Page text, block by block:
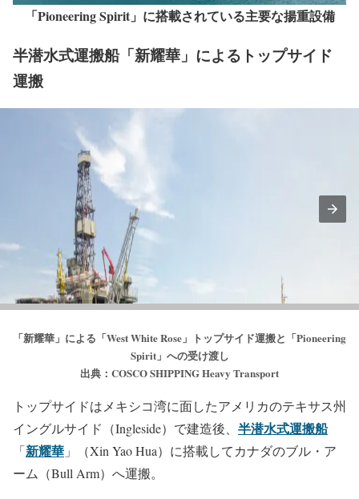
「Pioneering Spirit」に搭載されている主要な揚重設備
半潜水式運搬船「新耀華」によるトップサイド
運搬
「新耀華」による「West White Rose」トップサイド運搬と「Pioneering
Spirit」への受け渡し
出典：COSCO SHIPPING Heavy Transport
トップサイドはメキシコ湾に面したアメリカのテキサス州
イングルサイド（Ingleside）で建造後、 半潜水式運搬船
「新耀華 」（Xin Yao Hua）に搭載してカナダのブル・ア
ーム（Bull Arm）へ運搬。